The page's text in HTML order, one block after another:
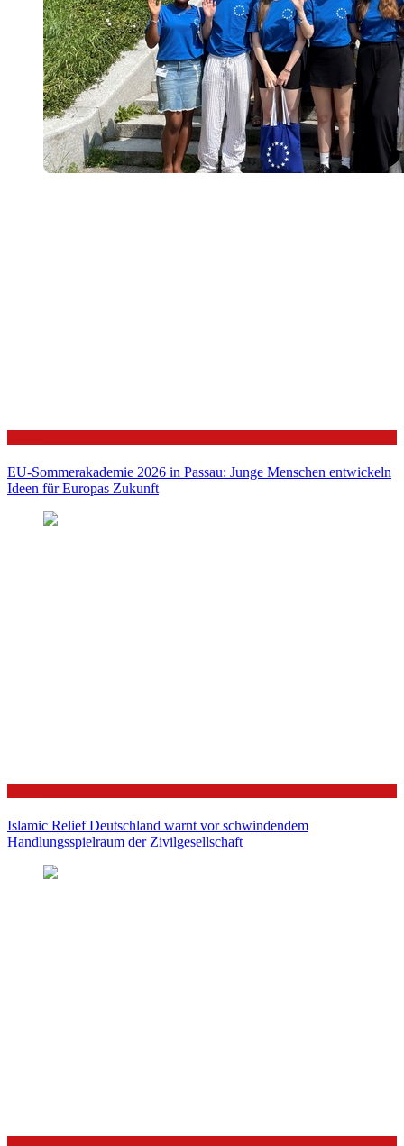
EU-Sommerakademie 2026 in Passau: Junge Menschen entwickeln
Ideen für Europas Zukunft
Islamic Relief Deutschland warnt vor schwindendem
Handlungsspielraum der Zivilgesellschaft